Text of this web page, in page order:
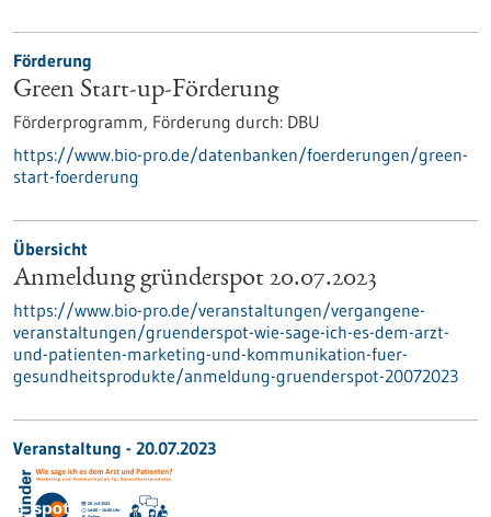
Förderung
Green Start-up-Förderung
Förderprogramm, Förderung durch: DBU
https://www.bio-pro.de/datenbanken/foerderungen/green-
start-foerderung
Übersicht
Anmeldung gründerspot 20.07.2023
https://www.bio-pro.de/veranstaltungen/vergangene-
veranstaltungen/gruenderspot-wie-sage-ich-es-dem-arzt-
und-patienten-marketing-und-kommunikation-fuer-
gesundheitsprodukte/anmeldung-gruenderspot-20072023
Veranstaltung - 20.07.2023